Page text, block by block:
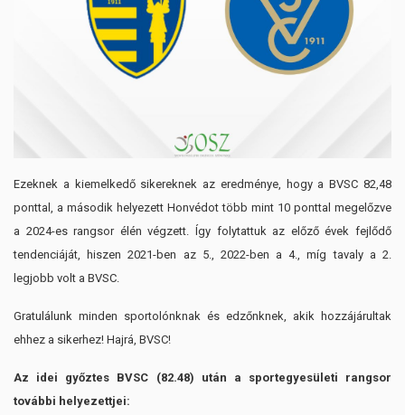
Ezeknek a kiemelkedő sikereknek az eredménye, hogy a BVSC 82,48
ponttal, a második helyezett Honvédot több mint 10 ponttal megelőzve
a 2024-es rangsor élén végzett. Így folytattuk az előző évek fejlődő
tendenciáját, hiszen 2021-ben az 5., 2022-ben a 4., míg tavaly a 2.
legjobb volt a BVSC.
Gratulálunk minden sportolónknak és edzőnknek, akik hozzájárultak
ehhez a sikerhez! Hajrá, BVSC!
Az idei győztes BVSC (82.48) után a sportegyesületi rangsor
további helyezettjei: